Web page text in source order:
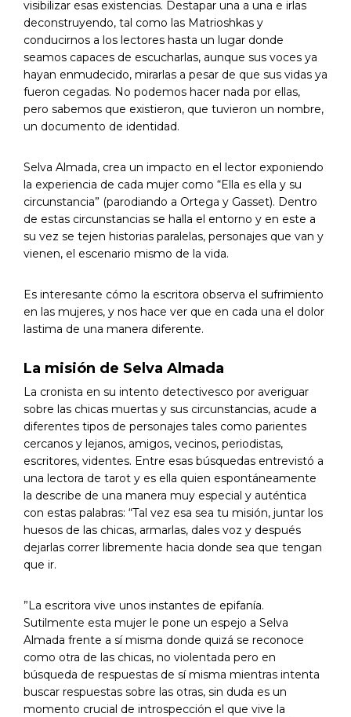
visibilizar esas existencias. Destapar una a una e irlas
deconstruyendo, tal como las Matrioshkas y
conducirnos a los lectores hasta un lugar donde
seamos capaces de escucharlas, aunque sus voces ya
hayan enmudecido, mirarlas a pesar de que sus vidas ya
fueron cegadas. No podemos hacer nada por ellas,
pero sabemos que existieron, que tuvieron un nombre,
un documento de identidad.
Selva Almada, crea un impacto en el lector exponiendo
la experiencia de cada mujer como “Ella es ella y su
circunstancia” (parodiando a Ortega y Gasset). Dentro
de estas circunstancias se halla el entorno y en este a
su vez se tejen historias paralelas, personajes que van y
vienen, el escenario mismo de la vida.
Es interesante cómo la escritora observa el sufrimiento
en las mujeres, y nos hace ver que en cada una el dolor
lastima de una manera diferente.
La misión de Selva Almada
La cronista en su intento detectivesco por averiguar
sobre las chicas muertas y sus circunstancias, acude a
diferentes tipos de personajes tales como parientes
cercanos y lejanos, amigos, vecinos, periodistas,
escritores, videntes. Entre esas búsquedas entrevistó a
una lectora de tarot y es ella quien espontáneamente
la describe de una manera muy especial y auténtica
con estas palabras: “Tal vez esa sea tu misión, juntar los
huesos de las chicas, armarlas, dales voz y después
dejarlas correr libremente hacia donde sea que tengan
que ir.
”La escritora vive unos instantes de epifanía.
Sutilmente esta mujer le pone un espejo a Selva
Almada frente a sí misma donde quizá se reconoce
como otra de las chicas, no violentada pero en
búsqueda de respuestas de sí misma mientras intenta
buscar respuestas sobre las otras, sin duda es un
momento crucial de introspección el que vive la